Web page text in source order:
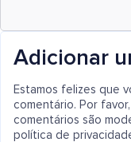
Adicionar
Estamos felizes que
comentário. Por
comentários são
política de